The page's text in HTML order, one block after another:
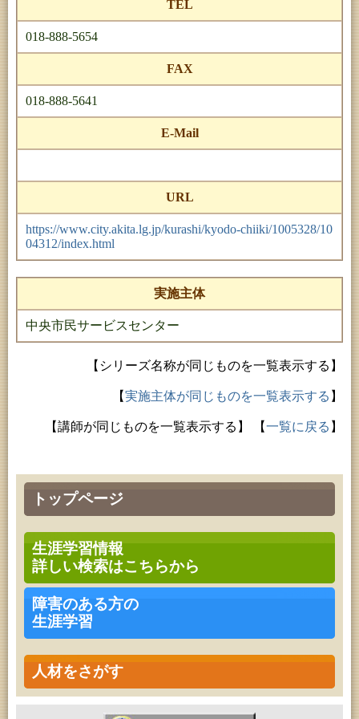
トップページ
生涯学習情報
詳しい検索はこちらから
障害のある方の
生涯学習
人材をさがす
TEL
018-888-5654
FAX
018-888-5641
E-Mail
URL
https://www.city.akita.lg.jp/kurashi/kyodo-chiiki/1005328/10
04312/index.html
実施主体
中央市民サービスセンター
【シリーズ名称が同じものを一覧表示する】
【実施主体が同じものを一覧表示する 】
【講師が同じものを一覧表示する】 【一覧に戻る 】